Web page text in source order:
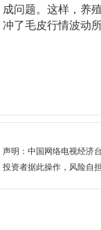
成问题。这样，养
冲了毛皮行情波动
声明：中国网络电视经济
投资者据此操作，风险自担